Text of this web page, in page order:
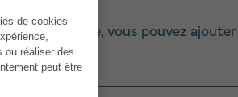
décorative, vous pouvez